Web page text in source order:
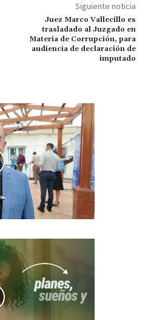
Siguiente noticia
Juez Marco Vallecillo es
trasladado al Juzgado en
Materia de Corrupción, para
audiencia de declaración de
imputado